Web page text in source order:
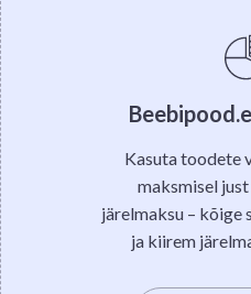
Kasuta toodete
maksmisel
järelmaksu – kõige
ja kiirem